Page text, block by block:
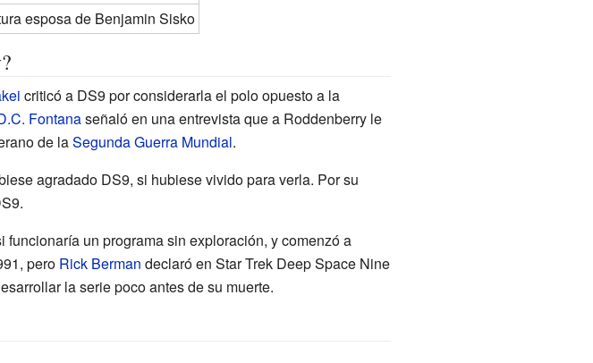
esposa de Benjamin Sisko
criticó a DS9 por considerarla el polo opuesto a la
Fontanaseñaló en una entrevista que a Roddenberry le
de laSegunda Guerra Mundial.
agradado DS9, si hubiese vivido para verla. Por su
un programa sin exploración, y comenzó a
pero Rick Berman declaró en Star Trek Deep Space Nine
la serie poco antes de su muerte.